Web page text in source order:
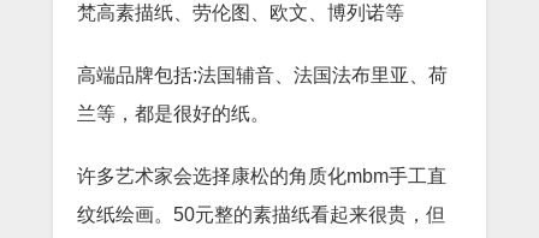
梵高素描纸、劳伦图、欧文、博列诺等
高端品牌包括:法国辅音、法国法布里亚、荷
兰等，都是很好的纸。
许多艺术家会选择康松的角质化mbm手工直
纹纸绘画。50元整的素描纸看起来很贵，但